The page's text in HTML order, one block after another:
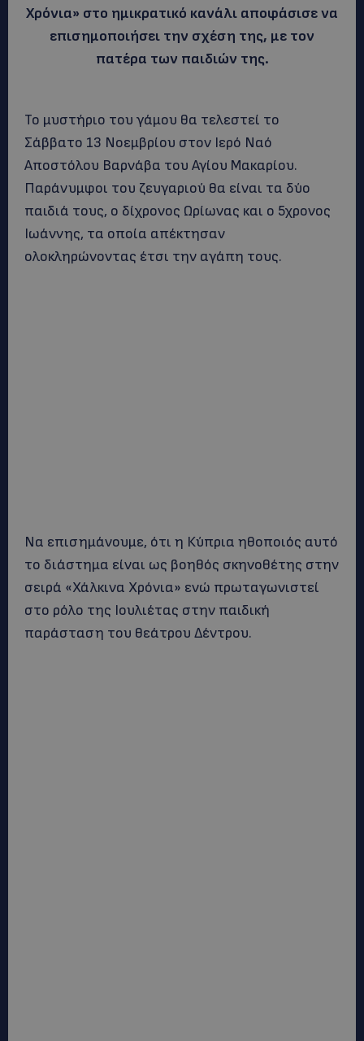
Χρόνια» στο ημικρατικό κανάλι αποφάσισε να
επισημοποιήσει την σχέση της, με τον
πατέρα των παιδιών της.
Το μυστήριο του γάμου θα τελεστεί το
Σάββατο 13 Νοεμβρίου στον Ιερό Ναό
Αποστόλου Βαρνάβα του Αγίου Μακαρίου.
Παράνυμφοι του ζευγαριού θα είναι τα δύο
παιδιά τους, ο δίχρονος Ωρίωνας και ο 5χρονος
Ιωάννης, τα οποία απέκτησαν
ολοκληρώνοντας έτσι την αγάπη τους.
Να επισημάνουμε, ότι η Κύπρια ηθοποιός αυτό
το διάστημα είναι ως βοηθός σκηνοθέτης στην
σειρά «Χάλκινα Χρόνια» ενώ πρωταγωνιστεί
στο ρόλο της Ιουλιέτας στην παιδική
παράσταση του θεάτρου Δέντρου.